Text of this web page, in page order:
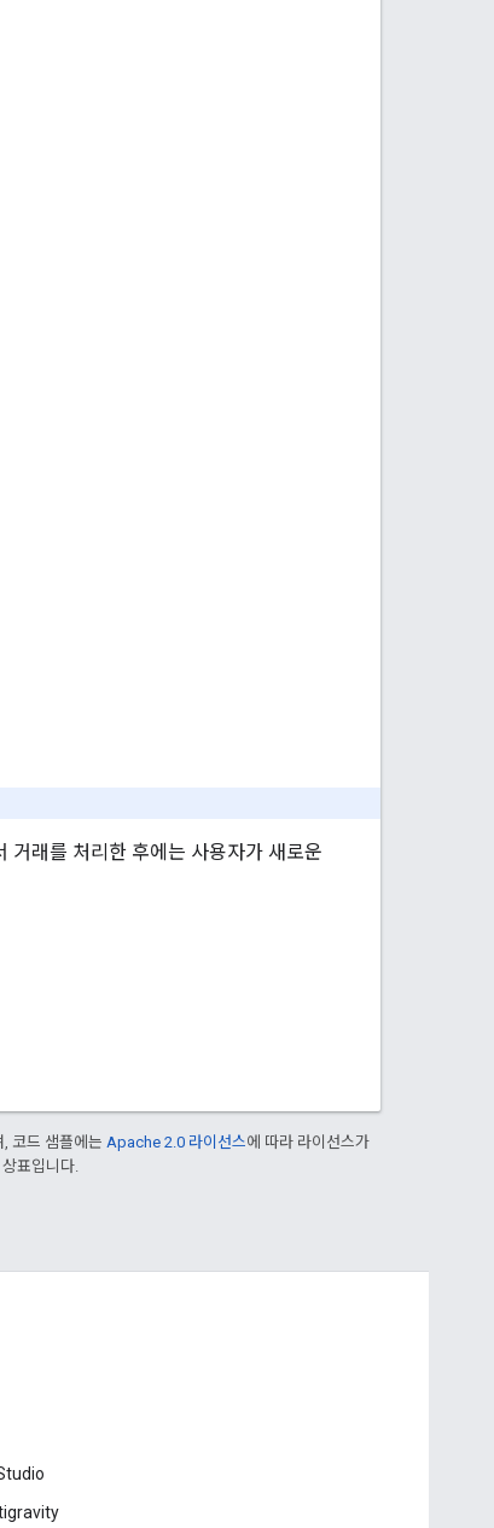
거래를 처리한 후에는 사용자가 새로운
코드 샘플에는 Apache 2.0 라이선스에 따라 라이선스가
표입니다.